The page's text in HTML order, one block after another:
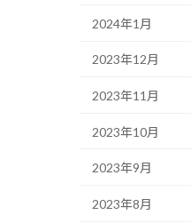
2024年1月
2023年12月
2023年11月
2023年10月
2023年9月
2023年8月